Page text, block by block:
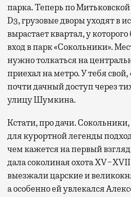
парка. Теперь по
D3, грузовые дворы уходят в
вырастает квартал, у
вход в парк «Сокольники».
нужно толкаться на
приехал на метро. У тебя
почти дачный доступ через
улицу Шумкина.
Кстати, про дачи. Сокольники,
для курортной легенды
чем кажется на первый
дала соколиная охота
выезжали царские и
а особенно ей увлекался